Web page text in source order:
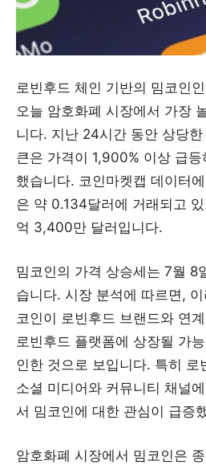
로빈후드 체인 기반의 밈코인
오늘 암호화폐 시장에서 가장
니다. 지난 24시간 동안 상당
큰은 가격이 1,900% 이상 급
했습니다. 코인마켓캡 데이터
은 약 0.134달러에 거래되고
억 3,400만 달러입니다.
밈코인의 가격 상승세는 7월 8
습니다. 시장 분석에 따르면,
코인이 로빈후드 브랜드와 연
로빈후드 플랫폼에 상장될 가
인한 것으로 보입니다. 특히 로
소셜 미디어와 커뮤니티 채널
서 밈코인에 대한 관심이 급증
암호화폐 시장에서 밈코인은